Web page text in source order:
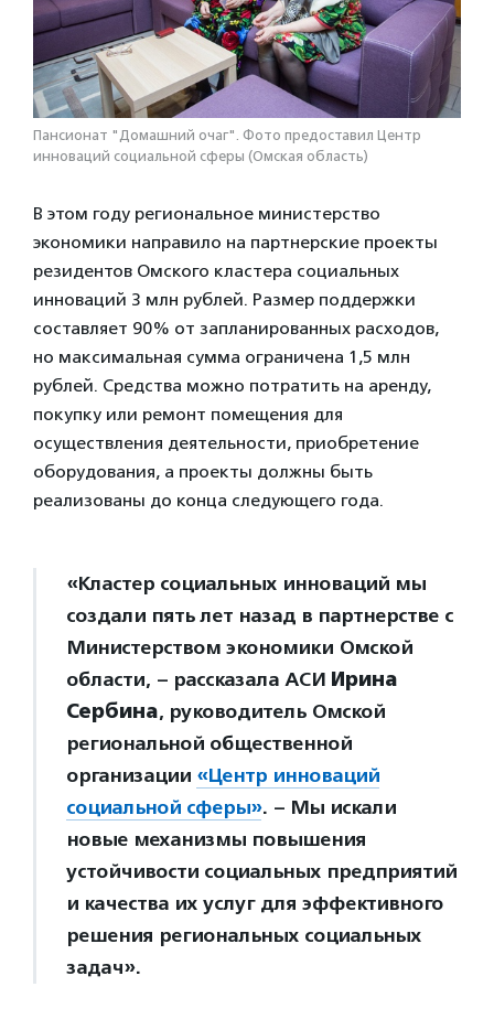
Пансионат "Домашний очаг". Фото предоставил Центр
инноваций социальной сферы (Омская область)
В этом году региональное министерство
экономики направило на партнерские проекты
резидентов Омского кластера социальных
инноваций 3 млн рублей. Размер поддержки
составляет 90% от запланированных расходов,
но максимальная сумма ограничена 1,5 млн
рублей. Средства можно потратить на аренду,
покупку или ремонт помещения для
осуществления деятельности, приобретение
оборудования, а проекты должны быть
реализованы до конца следующего года.
«Кластер социальных инноваций мы
создали пять лет назад в партнерстве с
Министерством экономики Омской
области, – рассказала АСИ Ирина
Сербина, руководитель Омской
региональной общественной
организации «Центр инноваций
социальной сферы». – Мы искали
новые механизмы повышения
устойчивости социальных предприятий
и качества их услуг для эффективного
решения региональных социальных
задач».